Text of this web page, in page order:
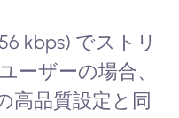
kbps) でストリ
ーザーの場合、
高品質設定と同